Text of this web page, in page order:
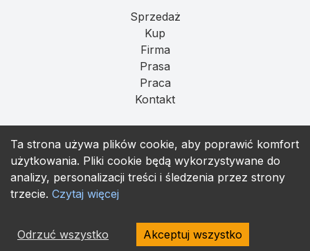
Ta strona używa plików cookie, aby poprawić komfort
użytkowania. Pliki cookie będą wykorzystywane do
analizy, personalizacji treści i śledzenia przez strony
trzecie. Czytaj więcej
Odrzuć wszystko Akceptuj wszystko
Sprzedaż
Kup
Firma
Prasa
Praca
Kontakt
Prywatność
T&C
contact@bevmaq.com